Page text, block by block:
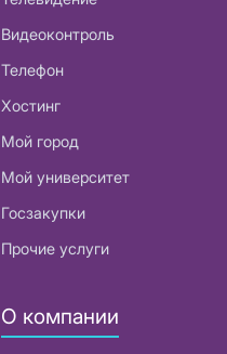
Видеоконтроль
Телефон
Хостинг
Мой город
Мой университет
Госзакупки
Прочие услуги
О компании